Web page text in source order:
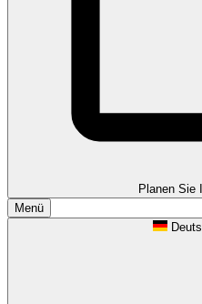
Planen Sie
Menü